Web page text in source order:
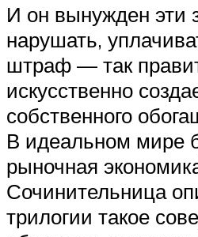
И он вынужден эти
нарушать,
штраф — так
искусственно
собственного
В идеальном мире
рыночная
Сочинительница
трилогии такое